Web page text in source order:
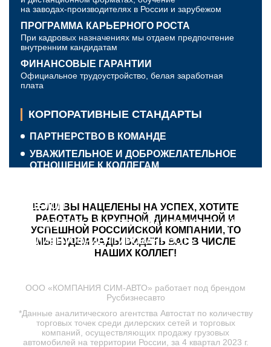
на заводах‑производителях в России и зарубежом
ПРОГРАММА КАРЬЕРНОГО РОСТА
При кадровых назначениях мы отдаем предпочтение
внутренним кандидатам
ФИНАНСОВЫЕ ГАРАНТИИ
Официальное трудоустройство, белая заработная
плата
КОРПОРАТИВНЫЕ СТАНДАРТЫ
ПАРТНЕРСТВО В КОМАНДЕ
УВАЖИТЕЛЬНОЕ И ДОБРОЖЕЛАТЕЛЬНОЕ
ОТНОШЕНИЕ К КОЛЛЕГАМ
ЦЕЛОМ
ПОДДЕРЖКА ИННОВАЦИЙ И ИЗМЕНЕНИЙ
КЛИЕНТООРИЕНТИРОВАННОСТЬ
ЕСЛИ ВЫ НАЦЕЛЕНЫ НА УСПЕХ, ХОТИТЕ
РАБОТАТЬ В КРУПНОЙ, ДИНАМИЧНОЙ И
УСПЕШНОЙ РОССИЙСКОЙ КОМПАНИИ, ТО
МЫ БУДЕМ РАДЫ ВИДЕТЬ ВАС В ЧИСЛЕ
НАШИХ КОЛЛЕГ!
ООО «КОМПАНИЯ СИМ-АВТО» работает под брендом
Русбизнесавто
*Данные аналитического агентства Автостат по количеству
торговых точек среди дилерских сетей и торговых
компаний, осуществляющих продажу грузовых
автомобилей на территории России, за 4 квартал 2023 г.